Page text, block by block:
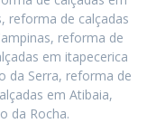
reforma de calçadas
reforma de
em itapecerica
da Serra, reforma de
em Atibaia,
da Rocha.